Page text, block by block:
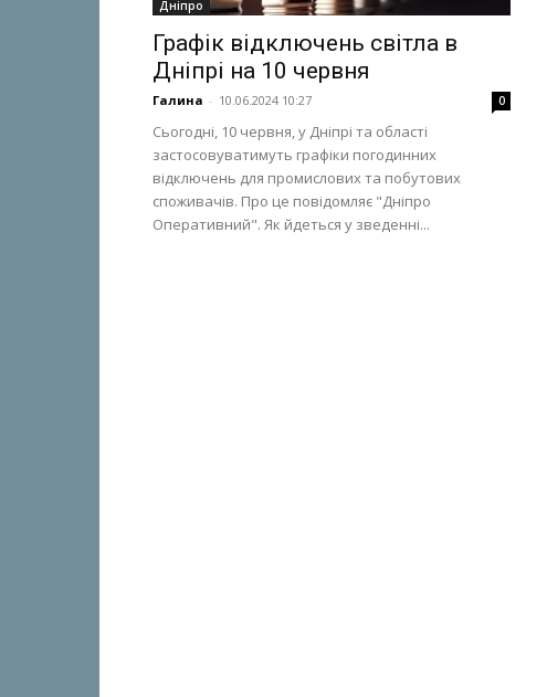
Дніпро
Графік відключень світла в
Дніпрі на 10 червня
Галина - 10.06.2024 10:27 0
Сьогодні, 10 червня, у Дніпрі та області
застосовуватимуть графіки погодинних
відключень для промислових та побутових
споживачів. Про це повідомляє "Дніпро
Оперативний". Як йдеться у зведенні...